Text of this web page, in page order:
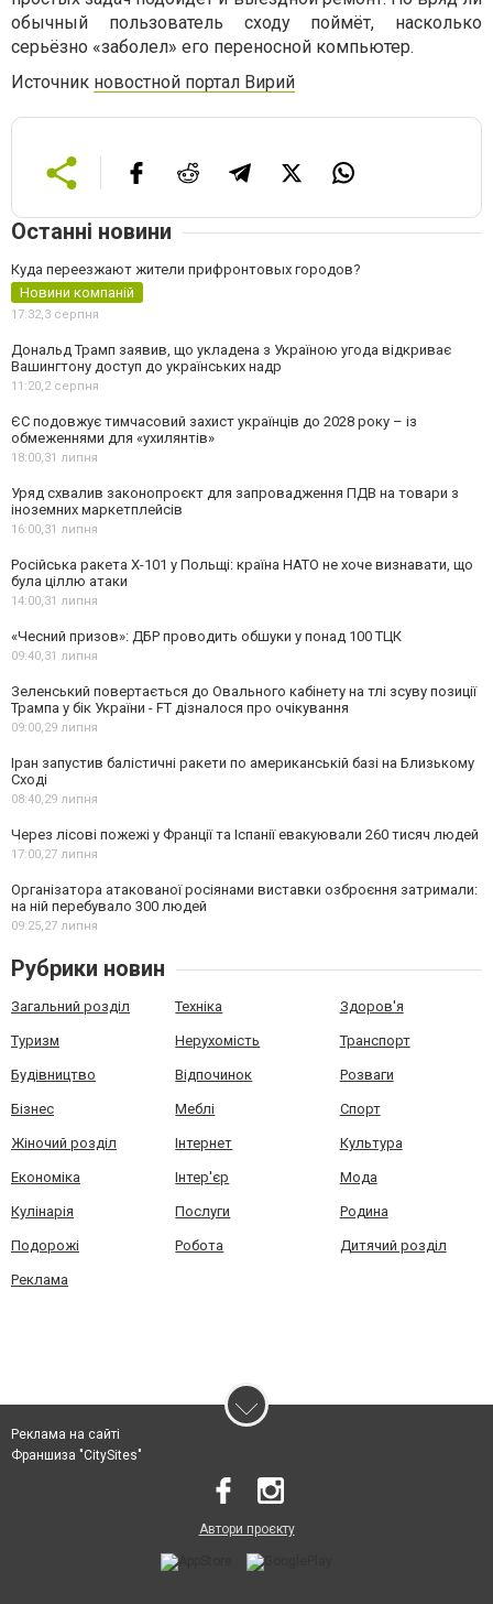
обычный пользователь сходу поймёт, насколько
серьёзно «заболел» его переносной компьютер.
Источник новостной портал Вирий
Останні новини
Куда переезжают жители прифронтовых городов?
Новини компаній
17:32,3 серпня
Дональд Трамп заявив, що укладена з Україною угода відкриває
Вашингтону доступ до українських надр
11:20,2 серпня
ЄС подовжує тимчасовий захист українців до 2028 року – із
обмеженнями для «ухилянтів»
18:00,31 липня
Уряд схвалив законопроєкт для запровадження ПДВ на товари з
іноземних маркетплейсів
16:00,31 липня
Російська ракета Х-101 у Польщі: країна НАТО не хоче визнавати, що
була ціллю атаки
14:00,31 липня
«Чесний призов»: ДБР проводить обшуки у понад 100 ТЦК
09:40,31 липня
Зеленський повертається до Овального кабінету на тлі зсуву позиції
Трампа у бік України - FT дізналося про очікування
09:00,29 липня
Іран запустив балістичні ракети по американській базі на Близькому
Сході
08:40,29 липня
Через лісові пожежі у Франції та Іспанії евакуювали 260 тисяч людей
17:00,27 липня
Організатора атакованої росіянами виставки озброєння затримали:
на ній перебувало 300 людей
09:25,27 липня
Рубрики новин
Загальний розділ Техніка Здоров'я
Туризм Нерухомість Транспорт
Будівництво Відпочинок Розваги
Бізнес Меблі Спорт
Жіночий розділ Інтернет Культура
Економіка Інтер'єр Мода
Кулінарія Послуги Родина
Подорожі Робота Дитячий розділ
Реклама
Реклама на сайті
Франшиза "CitySites"
Автори проєкту